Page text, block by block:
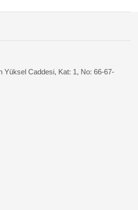
Yüksel Caddesi, Kat: 1, No: 66-67-